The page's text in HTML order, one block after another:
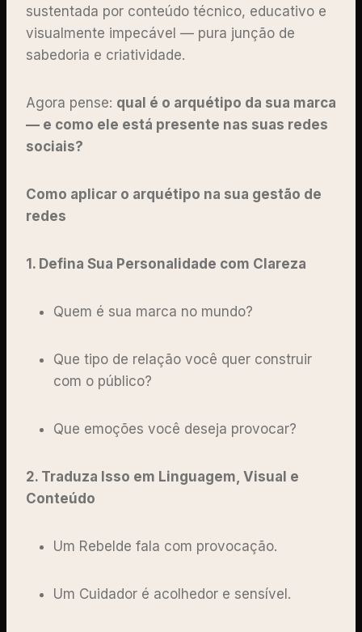
sustentada por conteúdo técnico, educativo e
visualmente impecável — pura junção de
sabedoria e criatividade.
Agora pense: qual é o arquétipo da sua marca
— e como ele está presente nas suas redes
sociais?
Como aplicar o arquétipo na sua gestão de
redes
1. Defina Sua Personalidade com Clareza
Quem é sua marca no mundo?
Que tipo de relação você quer construir
com o público?
Que emoções você deseja provocar?
2. Traduza Isso em Linguagem, Visual e
Conteúdo
Um Rebelde fala com provocação.
Um Cuidador é acolhedor e sensível.